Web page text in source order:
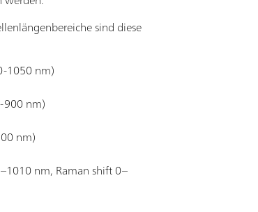
sind diese
1050 nm)
900 nm)
nm)
nm, Raman shift 0–